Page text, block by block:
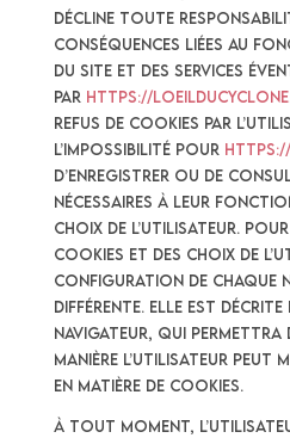
décline toute
conséquences liées au
du Site et des services
par https://
refus de Cookies par
l’impossibilité pour
d’enregistrer ou de
nécessaires à leur
choix de l’Utilisateur.
Cookies et des choix de
configuration de chaque
différente. Elle est décrite
navigateur, qui permettra
manière l’Utilisateur peut
en matière de Cookies.
À tout moment,